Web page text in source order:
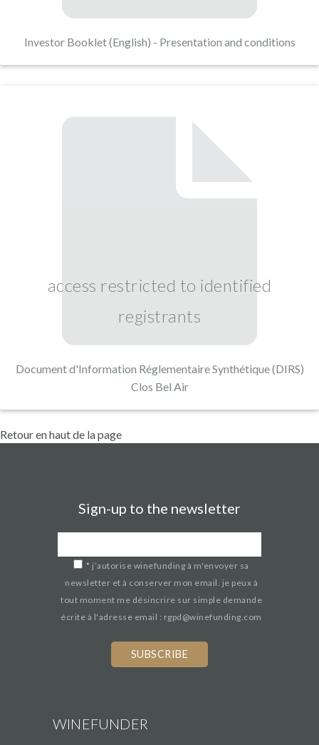
Investor Booklet (English) - Presentation and conditions
access restricted to identified
registrants
Document d'Information Réglementaire Synthétique (DIRS)
Clos Bel Air
Retour en haut de la page
Sign-up to the newsletter
* j’autorise winefunding à m'envoyer sa
newsletter et à conserver mon email. je peux à
tout moment me désincrire sur simple demande
écrite à l'adresse email : rgpd@winefunding.com
WINEFUNDER